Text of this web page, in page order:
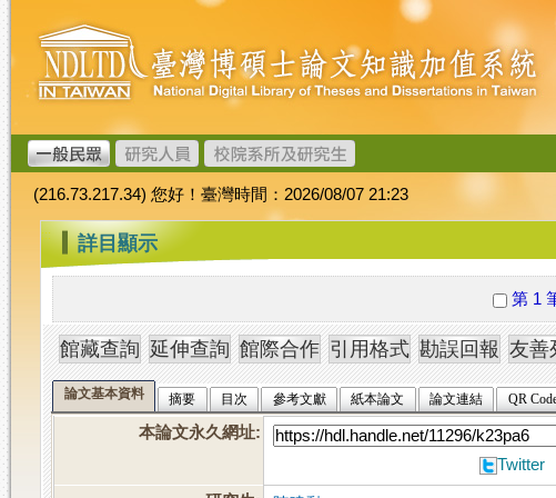
跳
到
主
要
內
容
臺
灣
博
碩
士
論
文
加
值
系
統
(216.73.217.34) 您好！臺灣時間：2026/08/07 21:23
::: 詳目顯示
第 1
論文基本資料 摘要 目次 參考文獻 紙本論文 論文連結 QR
本論文永久網址:
Twitter